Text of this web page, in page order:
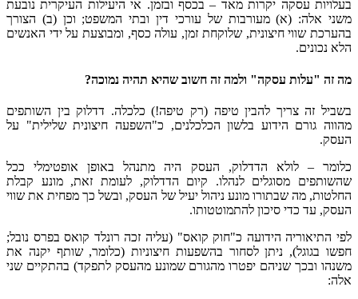
בעלויות עסקה יקרות מאד – בכסף ובזמן. אי היעילות העיקרית נובעת
משני אלה: (א) מעורבות של עורכי דין ובתי המשפט; וכן (ב) הצורך
בהערכת שווי חיצונית, שלוקחת זמן, עולה כסף, ומבוצעת על ידי האנשים
הלא נכונים.
מה זה "עלות עסקה" ולמה זה חשוב שהיא תהיה נמוכה?
בשביל זה צריך להבין טיפה (רק טיפה!) כלכלה. דדלוק בין השותפים
מהווה גורם הידוע בלשון הכלכלנים, כ"השפעה חיצונית שלילית" על
העסק.
כלומר – לולא הדדלוק, העסק היה מתנהל באופן אופטימלי ככל
שהשותפים מסוגלים לנהלו. קיום הדדלוק, לעומת זאת, מונע קבלת
החלטות, מה שבתורו מונע ניהול יעיל של העסק, ובשל כך מפחית את שווי
העסק, עד כדי סיכון להתמוטטותו.
לפי התיאוריה הידועה כ"חוק קואס" (עליה זכה רונלד קואס בפרס נובל;
חפשו בגוגל), ניתן לסחור בהשפעות חיצוניות (כלומר, שותף יקנה את
משנהו ובכך שניהם יפטרו מהגורם שמונע מהעסק לתפקד) בהתקיים שני
אלה: